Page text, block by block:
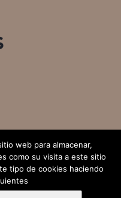
web para almacenar,
como su visita a este sitio
tipo de cookies haciendo